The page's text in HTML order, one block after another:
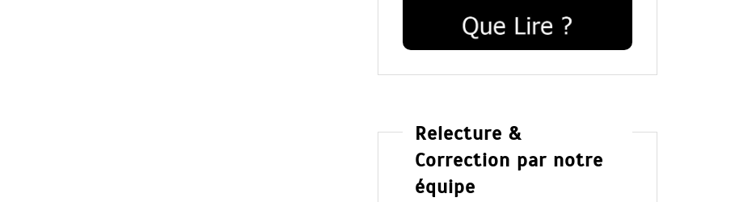
Relecture &
Correction par notre
équipe